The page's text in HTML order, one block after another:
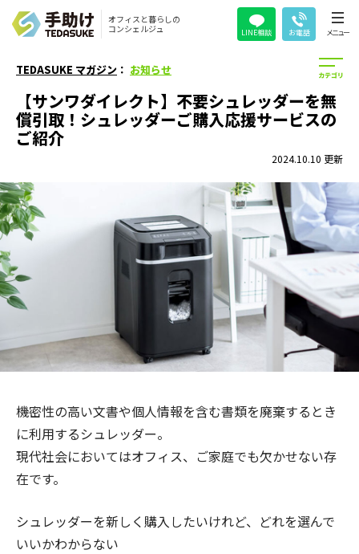
オフィスと暮らしの
コンシェルジュ
LINE相談 お電話 メニュー
TEDASUKE マガジン ： お知らせ
【サンワダイレクト】不要シュレッダーを無
償引取！シュレッダーご購入応援サービスの
ご紹介
2024.10.10 更新
機密性の高い文書や個人情報を含む書類を廃棄するとき
に利用するシュレッダー。
現代社会においてはオフィス、ご家庭でも欠かせない存
在です。
シュレッダーを新しく購入したいけれど、どれを選んで
いいかわからない